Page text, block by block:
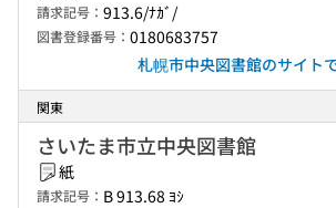
請求記号： 913.6/ﾅｶﾞ/
図書登録番号： 0180683757
札幌市中央図書館のサイト
関東
さいたま市立中央図書館
紙
請求記号： B 913.68 ﾖｼ